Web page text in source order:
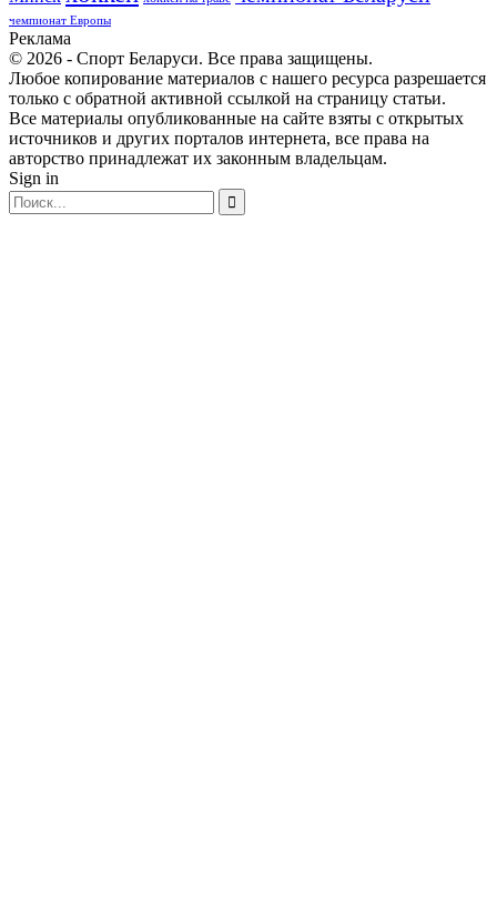
чемпионат Европы
Реклама
© 2026 - Спорт Беларуси. Все права защищены.
Любое копирование материалов с нашего ресурса разрешается
только с обратной активной ссылкой на страницу статьи.
Все материалы опубликованные на сайте взяты с открытых
источников и других порталов интернета, все права на
авторство принадлежат их законным владельцам.
Sign in